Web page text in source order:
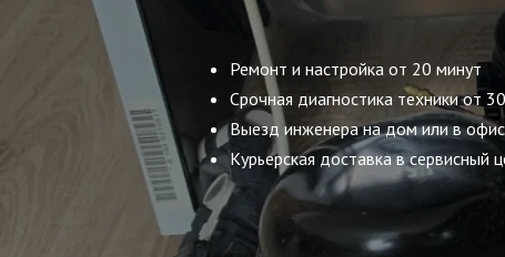
Ремонт и настройка от 20 минут
Срочная диагностика техники от
Выезд инженера на дом или в
Курьерская доставка в сервисный